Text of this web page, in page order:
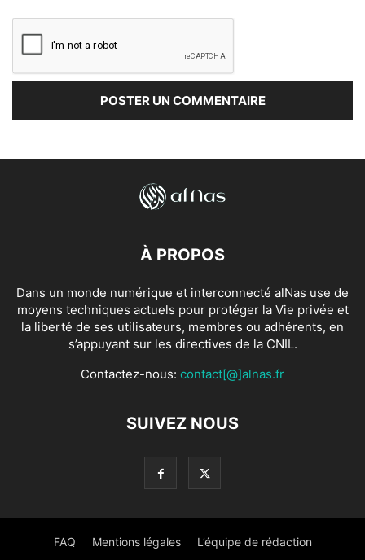
À PROPOS
Dans un monde numérique et interconnecté alNas use de
moyens techniques actuels pour protéger la Vie privée et
la liberté de ses utilisateurs, membres ou adhérents, en
s’appuyant sur les directives de la CNIL.
Contactez-nous: contact[@]alnas.fr
SUIVEZ NOUS
FAQ Mentions légales L’équipe de rédaction